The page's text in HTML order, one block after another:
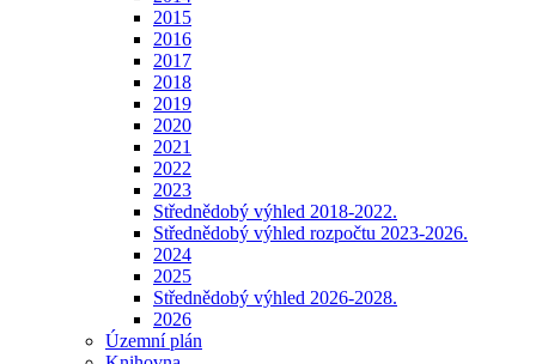
2015
2016
2017
2018
2019
2020
2021
2022
2023
Střednědobý výhled 2018-2022.
Střednědobý výhled rozpočtu 2023-2026.
2024
2025
Střednědobý výhled 2026-2028.
2026
Územní plán